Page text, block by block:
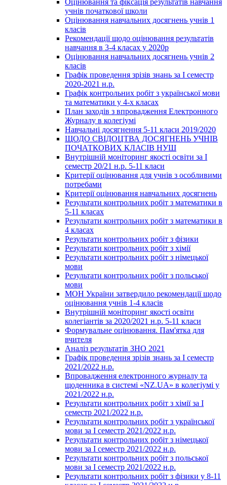
учнів початкової школи
Оцінювання навчальних досягнень учнів 1
класів
Рекомендації щодо оцінювання результатів
навчання в 3-4 класах у 2020р
Оцінювання навчальних досягнень учнів 2
класів
Графік проведення зрізів знань за І семестр
2020-2021 н.р.
Графік контрольних робіт з української мови
та математики у 4-х класах
План заходів з впровадження Електронного
Журналу в колегіумі
Навчальні досягнення 5-11 класи 2019/2020
ЩОДО СВІДОЦТВА ДОСЯГНЕНЬ УЧНІВ
ПОЧАТКОВИХ КЛАСІВ НУШ
Внутрішній моніторинг якості освіти за І
семестр 20/21 н.р. 5-11 класи
Критерії оцінювання для учнів з особливими
потребами
Критерії оцінювання навчальних досягнень
Результати контрольних робіт з математики в
5-11 класах
Результати контрольних робіт з математики в
4 класах
Результати контрольних робіт з фізики
Результати контрольних робіт з хімії
Результати контрольних робіт з німецької
мови
Результати контрольних робіт з польської
мови
МОН України затвердило рекомендації щодо
оцінювання учнів 1-4 класів
Внутрішній моніторинг якості освіти
колегіантів за 2020/2021 н.р. 5-11 класи
Формувальне оцінювання. Пам'ятка для
вчителя
Аналіз результатів ЗНО 2021
Графік проведення зрізів знань за І семестр
2021/2022 н.р.
Впровадження електронного журналу та
щоденника в системі «NZ.UA» в колегіумі у
2021/2022 н.р.
Результати контрольних робіт з хімії за І
семестр 2021/2022 н.р.
Результати контрольних робіт з української
мови за І семестр 2021/2022 н.р.
Результати контрольних робіт з німецької
мови за І семестр 2021/2022 н.р.
Результати контрольних робіт з польської
мови за І семестр 2021/2022 н.р.
Результати контрольних робіт з фізики у 8-11